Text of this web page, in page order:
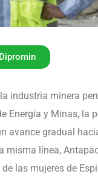
industria minera
Energía y Minas, la
avance gradual
misma línea,
las mujeres de